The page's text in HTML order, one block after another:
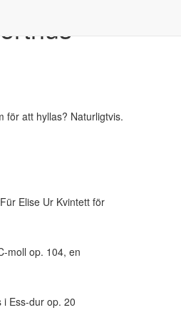
för att hyllas? Naturligtvis.
Elise Ur Kvintett för
moll op. 104, en
i Ess-dur op. 20